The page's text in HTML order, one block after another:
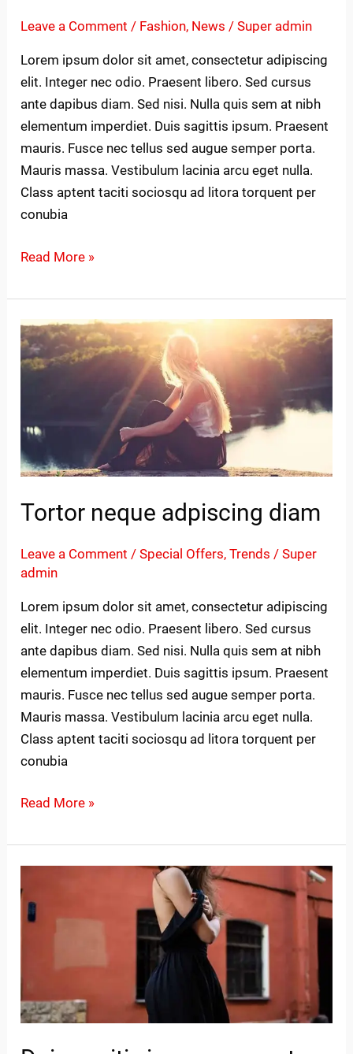
Leave a Comment / Fashion, News /Super admin
Lorem ipsum dolor sit amet, consectetur adipiscing
elit. Integer nec odio. Praesent libero. Sed cursus
ante dapibus diam. Sed nisi. Nulla quis sem at nibh
elementum imperdiet. Duis sagittis ipsum. Praesent
mauris. Fusce nec tellus sed augue semper porta.
Mauris massa. Vestibulum lacinia arcu eget nulla.
Class aptent taciti sociosqu ad litora torquent per
conubia
Read More »
Tortor neque adpiscing diam
Leave a Comment /Special Offers,Trends /Super
admin
Lorem ipsum dolor sit amet, consectetur adipiscing
elit. Integer nec odio. Praesent libero. Sed cursus
ante dapibus diam. Sed nisi. Nulla quis sem at nibh
elementum imperdiet. Duis sagittis ipsum. Praesent
mauris. Fusce nec tellus sed augue semper porta.
Mauris massa. Vestibulum lacinia arcu eget nulla.
Class aptent taciti sociosqu ad litora torquent per
conubia
Tortor
neque
adpiscing
Read More »
sagitis
ipsum